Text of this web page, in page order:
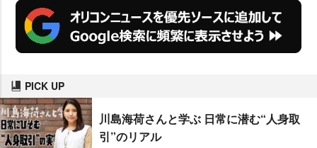
PICK UP
川島海荷さんと学ぶ 日常に潜む“人身取
引”のリアル